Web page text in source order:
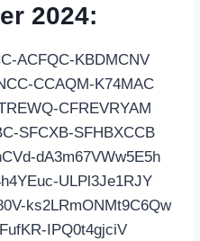
2024:
ACFQC-KBDMCNV
CCAQM-K74MAC
CFREVRYAM
SFCXB-SFHBXCCB
dA3m67VWw5E5h
ULPl3Je1RJY
ks2LRmONMt9C6Qw
IPQ0t4gjciV